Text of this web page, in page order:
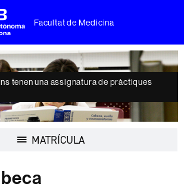
Facultat de Medicina
tenen una assignatura de pràctiques
MATRÍCULA